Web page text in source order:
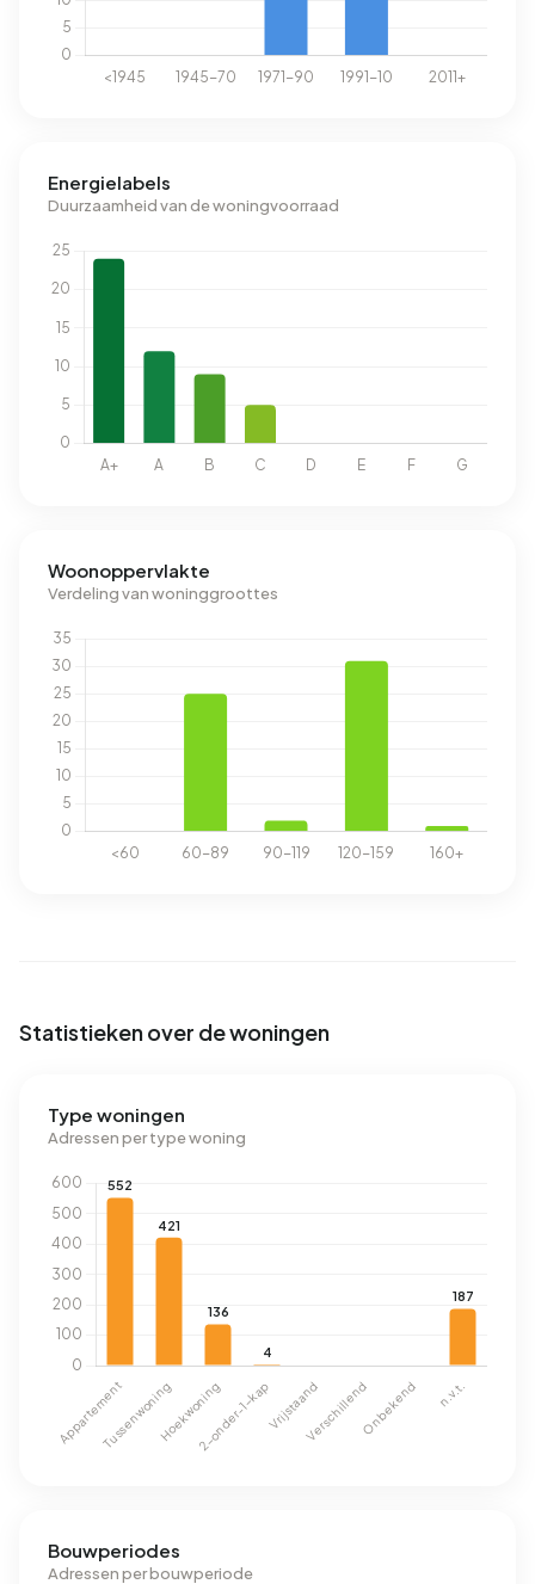
Energielabels
Duurzaamheid van de woningvoorraad
Woonoppervlakte
Verdeling van woninggroottes
Statistieken over de woningen
Type woningen
Adressen per type woning
Bouwperiodes
Adressen per bouwperiode